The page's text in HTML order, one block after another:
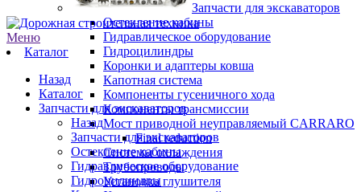
Запчасти для экскаваторов
Остекление кабины
Гидравлическое оборудование
Гидроцилиндры
Коронки и адаптеры ковша
Капотная система
Компоненты гусеничного хода
Компоненты трансмиссии
Мост приводной неуправляемый CARRARO
Final reduction
Системы охлаждения
Трубопроводы
Установка глушителя
Меню
Каталог
Назад
Каталог
Запчасти для экскаваторов
Назад
Запчасти для экскаваторов
Остекление кабины
Гидравлическое оборудование
Гидроцилиндры